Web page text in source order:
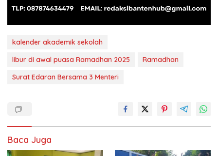
kalender akademik sekolah
libur di awal puasa Ramadhan 2025
Ramadhan
Surat Edaran Bersama 3 Menteri
Baca Juga